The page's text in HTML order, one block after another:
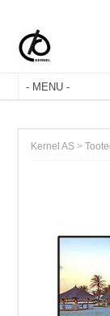
Kernel AS >